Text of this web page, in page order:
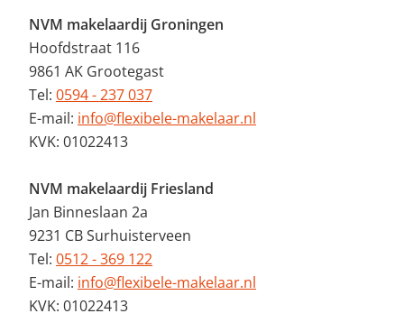
NVM makelaardij Groningen
Hoofdstraat 116
9861 AK Grootegast
Tel: 0594 - 237 037
E-mail: info@flexibele-makelaar.nl
KVK: 01022413
NVM makelaardij Friesland
Jan Binneslaan 2a
9231 CB Surhuisterveen
Tel: 0512 - 369 122
E-mail: info@flexibele-makelaar.nl
KVK: 01022413